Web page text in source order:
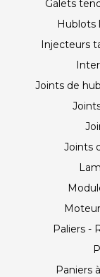
Galets
Hublots
Injecteurs
Joints de
Joints
Paliers -
Paniers